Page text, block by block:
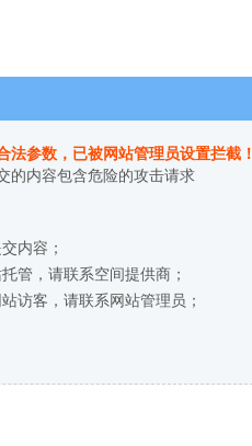
法参数，已被网站管理员设置拦截！
的内容包含危险的攻击请求
内容；
管，请联系空间提供商；
访客，请联系网站管理员；